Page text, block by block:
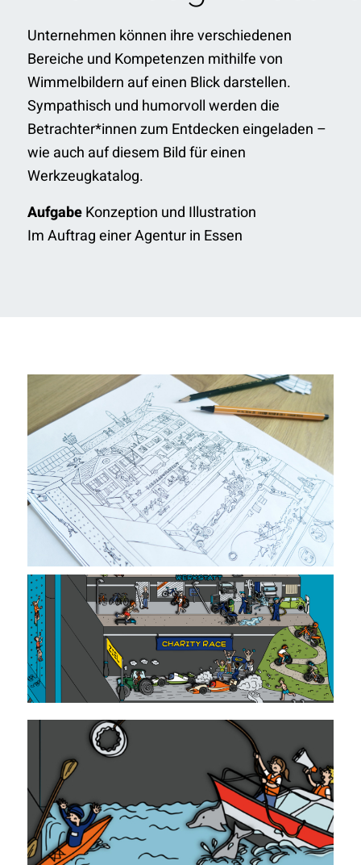
Unternehmen können ihre verschiedenen
Bereiche und Kompetenzen mithilfe von
Wimmelbildern auf einen Blick darstellen.
Sympathisch und humorvoll werden die
Betrachter*innen zum Entdecken eingeladen –
wie auch auf diesem Bild für einen
Werkzeugkatalog.
AufgabeKonzeption und Illustration
Im Auftrag einer Agentur in Essen